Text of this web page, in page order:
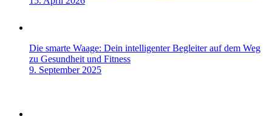
Die smarte Waage: Dein intelligenter Begleiter auf dem Weg
zu Gesundheit und Fitness
9. September 2025